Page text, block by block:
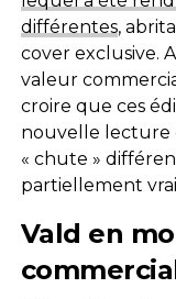
différentes,
cover exclusive.
valeur
croire que ces
nouvelle lecture
« chute »
partiellement
Vald en